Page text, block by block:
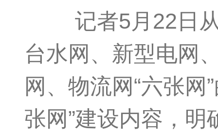
记者5月22日从
台水网、新型电网
网、物流网“六张
张网”建设内容，